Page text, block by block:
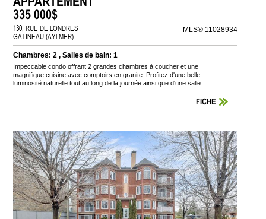
335 000$
130, RUE DE LONDRES
GATINEAU (AYLMER)
MLS® 11028934
Chambres: 2 , Salles de bain: 1
Impeccable condo offrant 2 grandes chambres à coucher et une
magnifique cuisine avec comptoirs en granite. Profitez d'une belle
luminosité naturelle tout au long de la journée ainsi que d'une salle ...
FICHE